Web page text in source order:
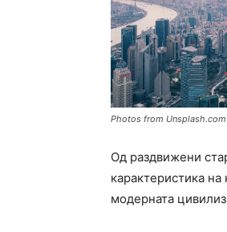
Photos from Unsplash.com
Од раздвижени
карактеристика
модерната